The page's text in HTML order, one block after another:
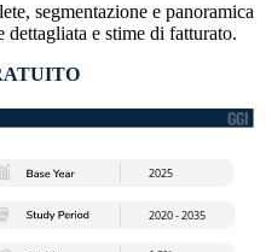
segmentazione e panoramica
dettagliata e stime di fatturato.